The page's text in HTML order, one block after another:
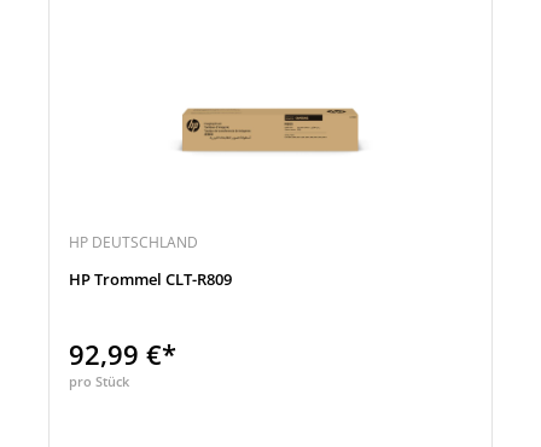
HP DEUTSCHLAND
HP Trommel CLT-R809
92,99 €*
pro Stück